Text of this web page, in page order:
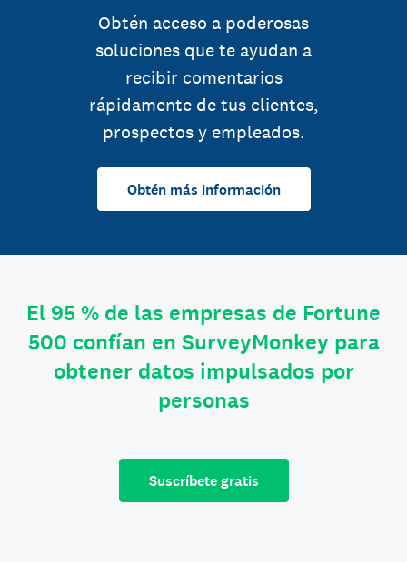
Obtén acceso a poderosas
soluciones que te ayudan a
recibir comentarios
rápidamente de tus clientes,
prospectos y empleados.
Obtén más información
El 95 % de las empresas de Fortune
500 confían en SurveyMonkey para
obtener datos impulsados por
personas
Suscríbete gratis